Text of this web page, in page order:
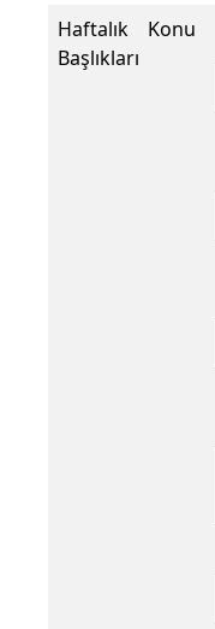
Haftalık Konu
Başlıkları